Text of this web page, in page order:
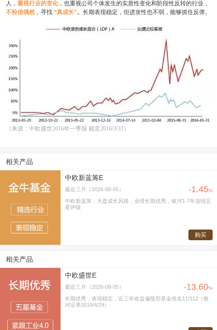
人， 重视行业的变化，也重视公司个体发生的实质性变化和阶段性反转的行业，
不轻信偶然 ，寻找 “真成长”。 长期表现稳定，但进攻性也不弱，能够抓住反弹。
（来源：中欧盛世2016年一季报 截至2016/3/31）
相关产品
中欧新蓝筹E
最近三月（2026-08-05） -1.45%
中欧新蓝筹：大盘成长风格，业绩长期优秀，银河1-7年连续五
星评级
购买
相关产品
中欧盛世E
最近三月（2026-08-05） -13.60%
长期优秀，表现稳定，近三年收益偏股型基金排名11/312（银
河证券2016/4/29）